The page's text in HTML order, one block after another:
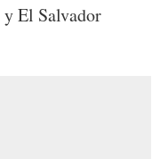
y El Salvador